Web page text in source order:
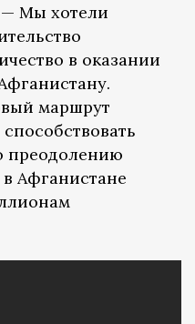
Мы хотели
в оказании
маршрут
преодолению
Афганистане